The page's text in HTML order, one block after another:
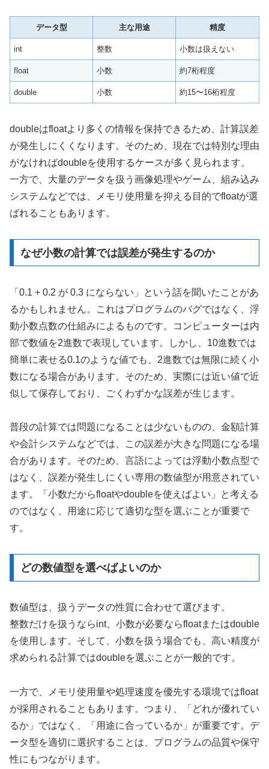
データ型 主な用途 精度
int 整数 小数は扱えない
float 小数 約7桁程度
double 小数 約15〜16桁程度
doubleはfloatより多くの情報を保持できるため、計算誤差
が発生しにくくなります。そのため、現在では特別な理由
がなければdoubleを使用するケースが多く見られます。
一方で、大量のデータを扱う画像処理やゲーム、組み込み
システムなどでは、メモリ使用量を抑える目的でfloatが選
ばれることもあります。
なぜ小数の計算では誤差が発生するのか
「0.1 + 0.2 が 0.3 にならない」という話を聞いたことがあ
るかもしれません。これはプログラムのバグではなく、浮
動小数点数の仕組みによるものです。コンピューターは内
部で数値を2進数で表現しています。しかし、10進数では
簡単に表せる0.1のような値でも、2進数では無限に続く小
数になる場合があります。そのため、実際には近い値で近
似して保存しており、ごくわずかな誤差が生じます。
普段の計算では問題になることは少ないものの、金額計算
や会計システムなどでは、この誤差が大きな問題になる場
合があります。そのため、言語によっては浮動小数点型で
はなく、誤差が発生しにくい専用の数値型が用意されてい
ます。「小数だからfloatやdoubleを使えばよい」と考える
のではなく、用途に応じて適切な型を選ぶことが重要で
す。
どの数値型を選べばよいのか
数値型は、扱うデータの性質に合わせて選びます。
整数だけを扱うならint、小数が必要ならfloatまたはdouble
を使用します。そして、小数を扱う場合でも、高い精度が
求められる計算ではdoubleを選ぶことが一般的です。
一方で、メモリ使用量や処理速度を優先する環境ではfloat
が採用されることもあります。つまり、「どれが優れてい
るか」ではなく、「用途に合っているか」が重要です。デ
ータ型を適切に選択することは、プログラムの品質や保守
性にもつながります。